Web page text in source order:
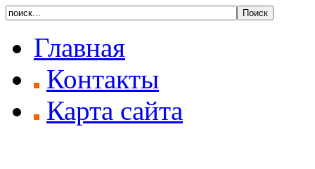
Главная
Контакты
Карта сайта